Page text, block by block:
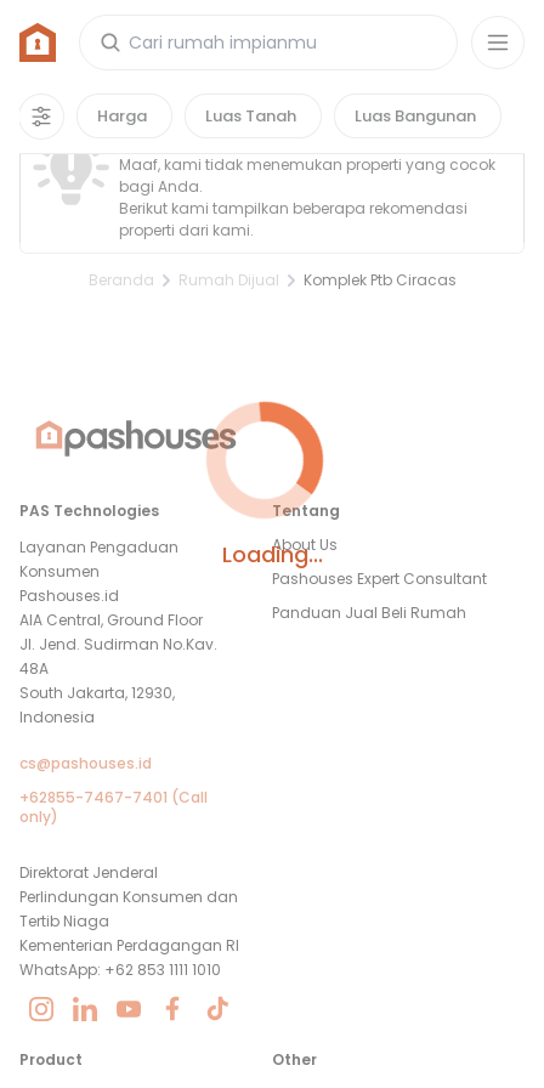
Harga Luas Tanah Luas Bangunan
Loading...
Rumah di Komplek Ptb Ciracas
0properti
Property Tidak Ditemukan
Maaf, kami tidak menemukan properti yang cocok
bagi Anda.
Berikut kami tampilkan beberapa rekomendasi
properti dari kami.
Beranda Rumah Dijual Komplek Ptb Ciracas
PAS Technologies
Layanan Pengaduan
Konsumen
Pashouses.id
AIA Central, Ground Floor
Jl. Jend. Sudirman No.Kav.
48A
South Jakarta, 12930,
Indonesia
cs@pashouses.id
+62855-7467-7401 (Call
only)
Direktorat Jenderal
Perlindungan Konsumen dan
Tertib Niaga
Kementerian Perdagangan RI
WhatsApp: +62 853 1111 1010
Tentang
About Us
Pashouses Expert Consultant
Panduan Jual Beli Rumah
Product
Other